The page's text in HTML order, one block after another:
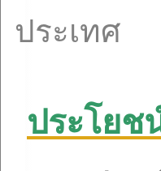
ประเทศ
ประโยช